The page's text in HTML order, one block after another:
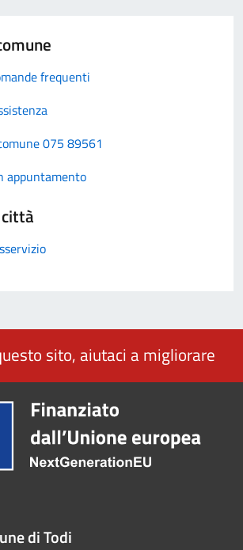
frequenti
075 89561
appuntamento
sito, aiutaci a migliorare
di Todi